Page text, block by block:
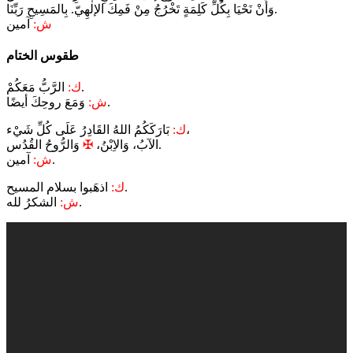
وَأَنْ نَحْيَا بِكُلِّ كَلِمَةٍ تَخْرُجُ مِنْ فَمِكَ الإلٰهِيّ. بِالمَسِيحِ رَبِّنَا.
ش: آمين
طقوس الختام
ك:الرَّبُّ مَعَكُمْ.
ش:وَمَعَ روحِكَ أيضًا.
ك:بَارَكَكُمُ اللهُ القَادِرُ عَلَى كُلِّ شَيْء،
الآبُ، وَالاِبْنُ، ✠
وَالرُّوحُ القُدُس.
ش:آمين.
ك:اذهَبوا بسلام المسيح.
ش:الشكرُ لله.